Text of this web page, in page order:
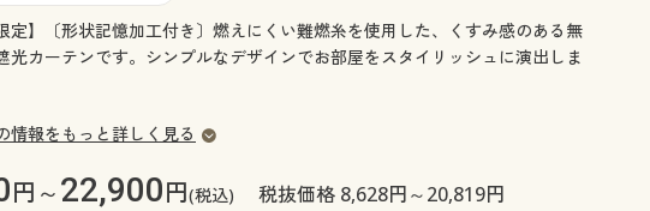
定】〔形状記憶加工付き〕燃えにくい難燃糸を使用した、くすみ感のある無
光カーテンです。シンプルなデザインでお部屋をスタイリッシュに演出しま
情報をもっと詳しく見る
円～22,900円(税込) 税抜価格 8,628円～20,819円